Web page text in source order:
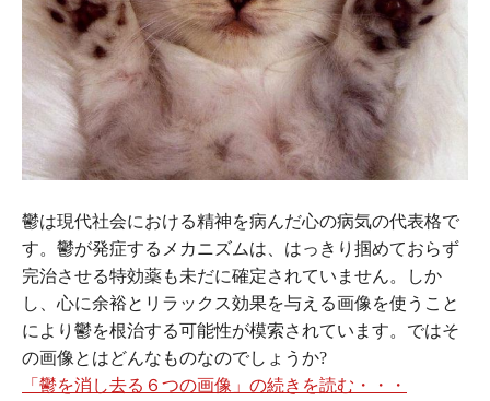
鬱は現代社会における精神を病んだ心の病気の代表格で
す。鬱が発症するメカニズムは、はっきり掴めておらず
完治させる特効薬も未だに確定されていません。しか
し、心に余裕とリラックス効果を与える画像を使うこと
により鬱を根治する可能性が模索されています。ではそ
の画像とはどんなものなのでしょうか?
「鬱を消し去る６つの画像」の続きを読む・・・